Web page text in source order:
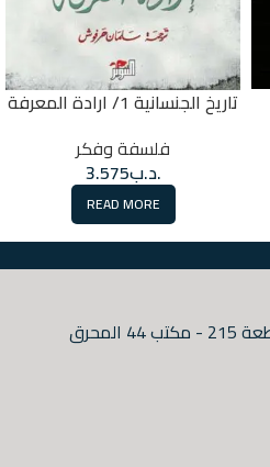
تاريخ الجنسانية 1/ ارادة المعرفة
فلسفة وفكر
.د.ب3.575
READ MORE